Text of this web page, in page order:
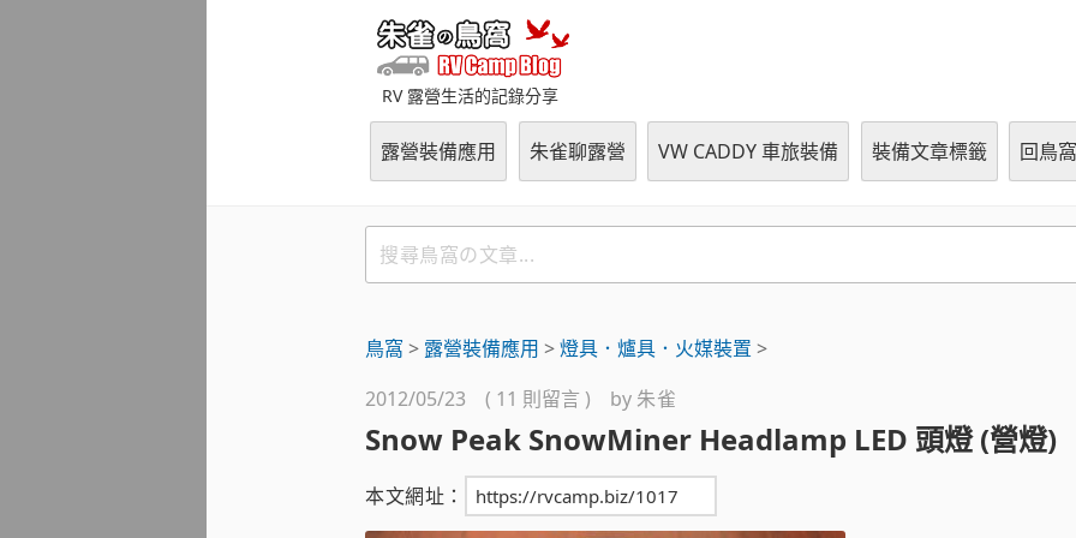
RV 露營生活的記錄分享
露營裝備應用 朱雀聊露營 VW CADDY 車旅裝備 裝備文章標籤 回鳥
搜
尋
の
章
鳥窩 > 露營裝備應用 >燈具．爐具．火媒裝置 >
2012/05/23 ( 11 則留言 ) by 朱雀
Snow Peak SnowMiner Headlamp LED 頭燈 (營燈)
本文網址：